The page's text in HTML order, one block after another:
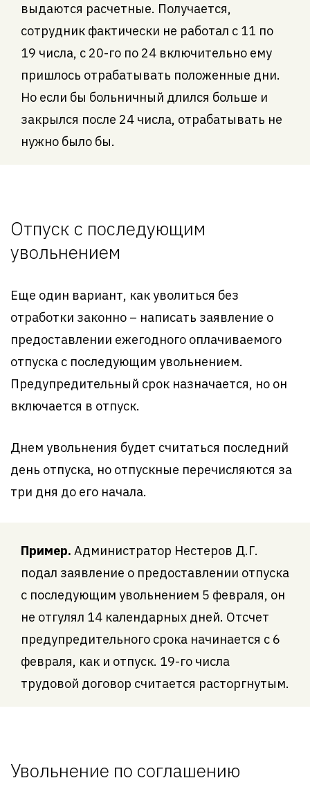
выдаются расчетные. Получается,
сотрудник фактически не работал с 11 по
19 числа, с 20-го по 24 включительно ему
пришлось отрабатывать положенные дни.
Но если бы больничный длился больше и
закрылся после 24 числа, отрабатывать не
нужно было бы.
Отпуск с последующим
увольнением
Еще один вариант, как уволиться без
отработки законно – написать заявление о
предоставлении ежегодного оплачиваемого
отпуска с последующим увольнением.
Предупредительный срок назначается, но он
включается в отпуск.
Днем увольнения будет считаться последний
день отпуска, но отпускные перечисляются за
три дня до его начала.
Пример. Администратор Нестеров Д.Г.
подал заявление о предоставлении отпуска
с последующим увольнением 5 февраля, он
не отгулял 14 календарных дней. Отсчет
предупредительного срока начинается с 6
февраля, как и отпуск. 19-го числа
трудовой договор считается расторгнутым.
Увольнение по соглашению